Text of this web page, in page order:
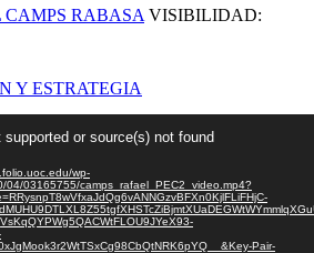
CAMPS RABASA VISIBILIDAD:
Y ESTRATEGIA
or source(s) not found
wp-
03165755/camps_rafael_PEC2_video.mp4?
Pair-